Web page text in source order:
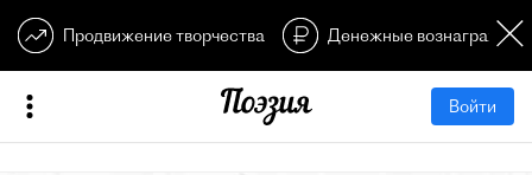
Продвижение творчества Денежные
Войти